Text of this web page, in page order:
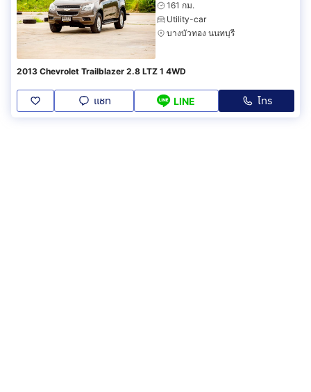
161 กม.
Utility-car
บางบัวทอง นนทบุรี
2013 Chevrolet Trailblazer 2.8 LTZ 1 4WD
แชท LINE โทร